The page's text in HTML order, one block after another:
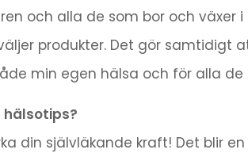
och alla de som bor och växer
produkter. Det gör samtidigt
min egen hälsa och för alla de
din självläkande kraft! Det blir